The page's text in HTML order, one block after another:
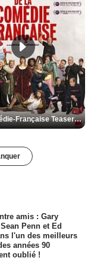
De la Comédie-Française Teaser VF
amis : Gary
Penn et Ed
l'un des meilleurs
années 90
oublié !